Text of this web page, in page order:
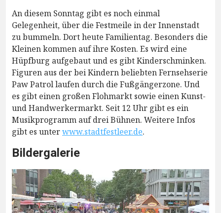
An diesem Sonntag gibt es noch einmal
Gelegenheit, über die Festmeile in der Innenstadt
zu bummeln. Dort heute Familientag. Besonders die
Kleinen kommen auf ihre Kosten. Es wird eine
Hüpfburg aufgebaut und es gibt Kinderschminken.
Figuren aus der bei Kindern beliebten Fernsehserie
Paw Patrol laufen durch die Fußgängerzone. Und
es gibt einen großen Flohmarkt sowie einen Kunst-
und Handwerkermarkt. Seit 12 Uhr gibt es ein
Musikprogramm auf drei Bühnen. Weitere Infos
gibt es unterwww.stadtfestleer.de.
Bildergalerie